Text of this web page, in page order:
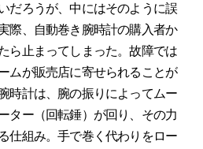
だろうが、中にはそのように誤
際、自動巻き腕時計の購入者か
ら止まってしまった。故障では
ムが販売店に寄せられることが
時計は、腕の振りによってムー
ター（回転錘）が回り、その力
仕組み。手で巻く代わりをロー